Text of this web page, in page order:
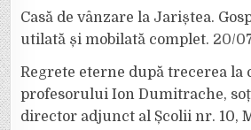
Casă de vânzare la Jariștea.
utilată și mobilată complet. 20/
Regrete eterne după trecerea la
profesorului Ion Dumitrache,
director adjunct al Școlii nr. 10,